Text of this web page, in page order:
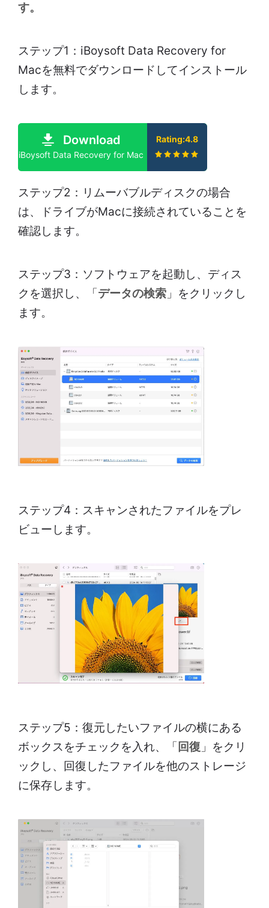
す。
ステップ1：iBoysoft Data Recovery for
Macを無料でダウンロードしてインストール
します。
Download
iBoysoft Data Recovery for Mac
Rating:4.8
ステップ2：リムーバブルディスクの場合
は、ドライブがMacに接続されていることを
確認します。
ステップ3：ソフトウェアを起動し、ディス
クを選択し、「データの検索 」をクリックし
ます。
ステップ4：スキャンされたファイルをプレ
ビューします。
ステップ5：復元したいファイルの横にある
ボックスをチェックを入れ、「 回復 」をクリ
ックし、回復したファイルを他のストレージ
に保存します。